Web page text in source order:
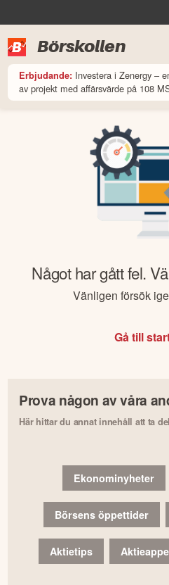
Börskollen
Erbjudande: Investera i Zenergy –
av projekt med affärsvärde på 108
Något har gått fel.
Vänligen försök
Gå till
Prova någon av våra
Här hittar du annat innehåll att ta
Ekonominyheter
Börsens öppettider
Aktietips